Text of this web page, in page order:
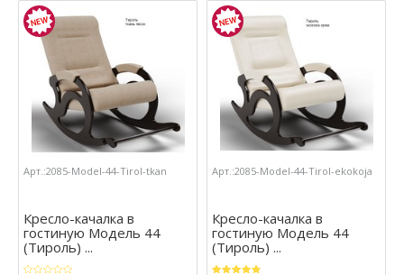
Арт.:2085-Model-44-Tirol-tkan
Кресло-качалка в
гостиную Модель 44
(Тироль) ...
Арт.:2085-Model-44-Tirol-ekokoja
Кресло-качалка в
гостиную Модель 44
(Тироль) ...